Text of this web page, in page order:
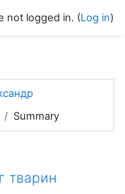
not logged in. (Log in)
Summary
тварин